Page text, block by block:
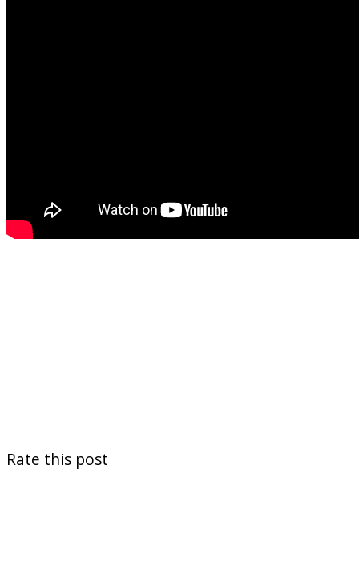
Rate this post